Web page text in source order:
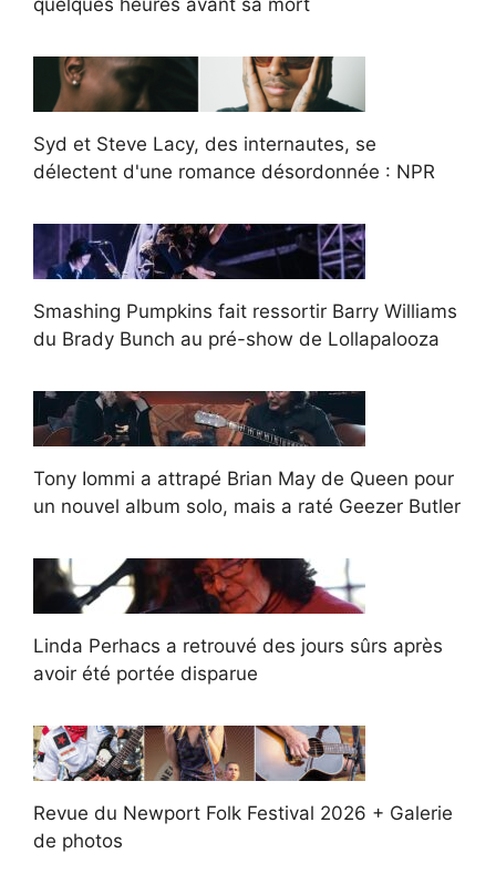
Syd et Steve Lacy, des internautes, se
délectent d'une romance désordonnée : NPR
Smashing Pumpkins fait ressortir Barry Williams
du Brady Bunch au pré-show de Lollapalooza
Tony Iommi a attrapé Brian May de Queen pour
un nouvel album solo, mais a raté Geezer Butler
Linda Perhacs a retrouvé des jours sûrs après
avoir été portée disparue
Revue du Newport Folk Festival 2026 + Galerie
de photos